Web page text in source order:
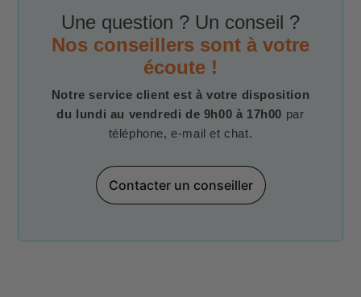
Une question ? Un conseil ?
Nos conseillers sont à votre
écoute !
Notre service client est à votre disposition
du lundi au vendredi de 9h00 à 17h00 par
téléphone, e-mail et chat.
Contacter un conseiller